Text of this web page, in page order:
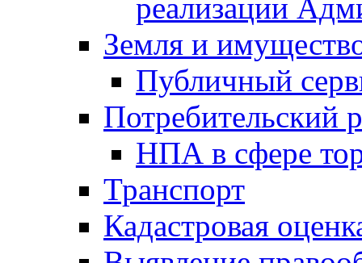
реализации
Земля и
Публичный
Потребительский
НПА в сфере
Транспорт
Кадастровая